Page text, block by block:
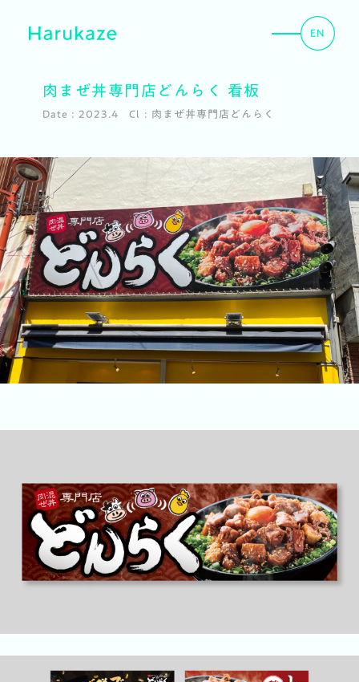
EN
肉まぜ丼専門店どんらく 看板
Date : 2023.4 Cl : 肉まぜ丼専門店どんらく